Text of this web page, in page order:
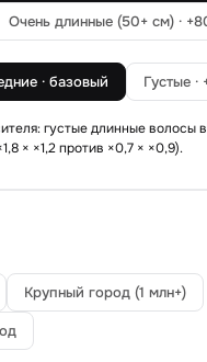
Очень длинные (50+ см) ·
· базовый Густые ·
густые длинные волосы
× ×1,2 против ×0,7 × ×0,9).
Крупный город (1 млн+)